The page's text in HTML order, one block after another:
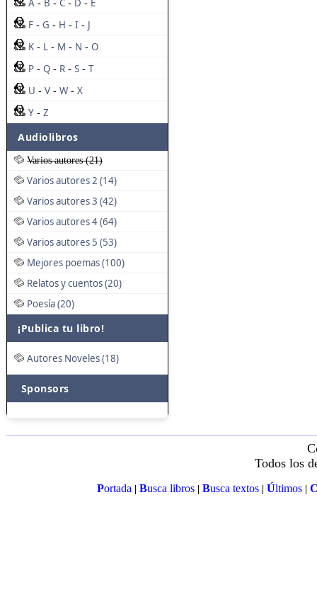
A - B - C - D - E
F - G - H - I - J
K - L - M - N - O
P - Q - R - S - T
U - V - W - X
Y - Z
Audiolibros
Varios autores (21)
Varios autores 2 (14)
Varios autores 3 (42)
Varios autores 4 (64)
Varios autores 5 (53)
Mejores poemas (100)
Relatos y cuentos (20)
Poesía (20)
¡Publica tu libro!
Autores Noveles (18)
Sponsors
Todos los
Portada| Busca libros| Busca textos| Últimos|